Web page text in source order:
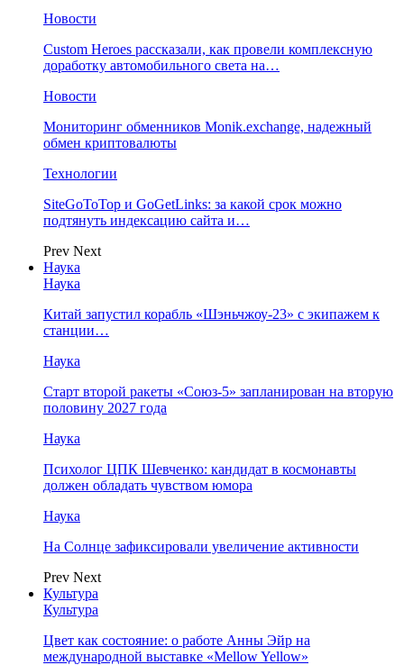
Новости
Custom Heroes рассказали, как провели комплексную
доработку автомобильного света на…
Новости
Мониторинг обменников Monik.exchange, надежный
обмен криптовалюты
Технологии
SiteGoToTop и GoGetLinks: за какой срок можно
подтянуть индексацию сайта и…
Prev Next
Наука
Наука
Китай запустил корабль «Шэньчжоу-23» с экипажем к
станции…
Наука
Старт второй ракеты «Союз-5» запланирован на вторую
половину 2027 года
Наука
Психолог ЦПК Шевченко: кандидат в космонавты
должен обладать чувством юмора
Наука
На Солнце зафиксировали увеличение активности
Prev Next
Культура
Культура
Цвет как состояние: о работе Анны Эйр на
международной выставке «Mellow Yellow»